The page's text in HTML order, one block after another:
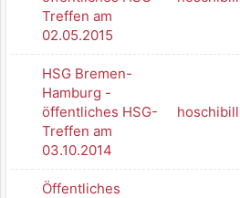
Treffen am
02.05.2015
HSG Bremen-
Hamburg -
öffentliches HSG-
Treffen am
03.10.2014
hoschibill
Öffentliches